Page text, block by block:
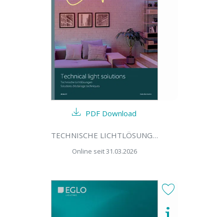
PDF Download
TECHNISCHE LICHTLÖSUNGEN 2026/27
Online seit 31.03.2026